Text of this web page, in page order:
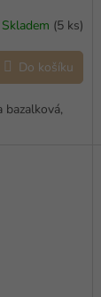
Skladem (5 ks)
Do košíku
bazalková,